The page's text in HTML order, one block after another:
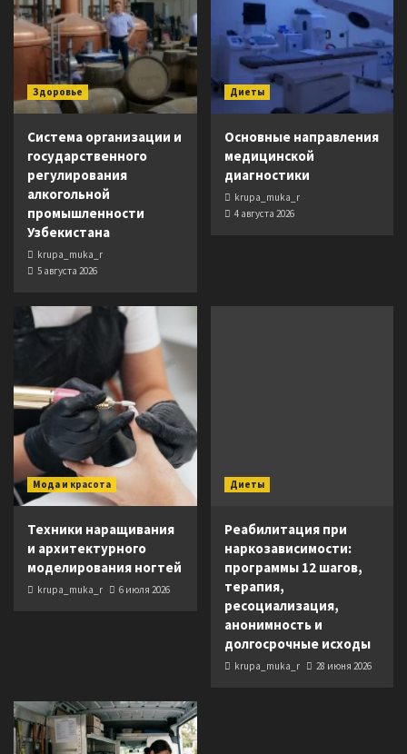
Здоровье
Система организации и
государственного
регулирования
алкогольной
промышленности
Узбекистана
krupa_muka_r
5 августа 2026
Диеты
Основные направления
медицинской
диагностики
krupa_muka_r
4 августа 2026
Мода и красота
Техники наращивания
и архитектурного
моделирования ногтей
krupa_muka_r 6 июля 2026
Диеты
Реабилитация при
наркозависимости:
программы 12 шагов,
терапия,
ресоциализация,
анонимность и
долгосрочные исходы
krupa_muka_r 28 июня 2026